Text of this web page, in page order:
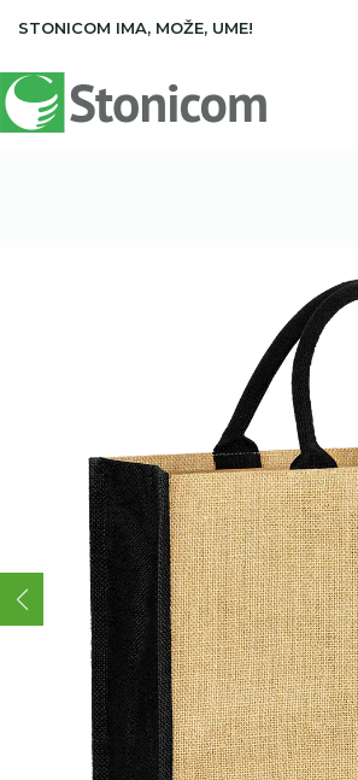
STONICOM IMA, MOŽE, UME!